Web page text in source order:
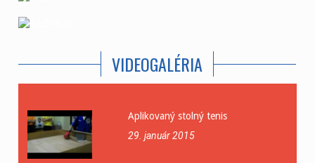
VIDEOGALÉRIA
Aplikovaný stolný tenis
29. január 2015